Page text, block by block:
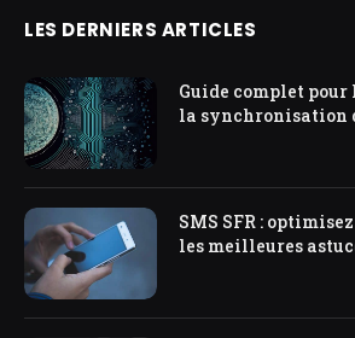
LES DERNIERS ARTICLES
Guide complet
la synchronisation
SMS SFR :
les meilleures